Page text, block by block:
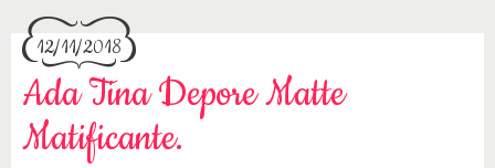
12/11/2018
Ada Tina Depore Matte
Matificante.